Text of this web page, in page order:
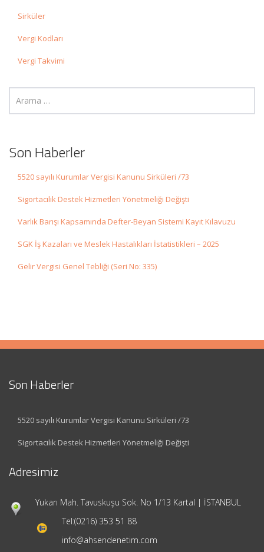
Sirküler
Vergi Kodları
Vergi Takvimi
Son Haberler
5520 sayılı Kurumlar Vergisi Kanunu Sirküleri /73
Sigortacılık Destek Hizmetleri Yönetmeliği Değişti
Varlık Barışı Kapsamında Defter-Beyan Sistemi Kayıt Kılavuzu
SGK İş Kazaları ve Meslek Hastalıkları İstatistikleri – 2025
Gelir Vergisi Genel Tebliği (Seri No: 335)
Son Haberler
5520 sayılı Kurumlar Vergisi Kanunu Sirküleri /73
Sigortacılık Destek Hizmetleri Yönetmeliği Değişti
Adresimiz
Yukarı Mah. Tavuskuşu Sok. No 1/13 Kartal | İSTANBUL
Tel:(0216) 353 51 88
info@ahsendenetim.com